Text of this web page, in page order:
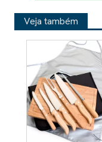
Veja também